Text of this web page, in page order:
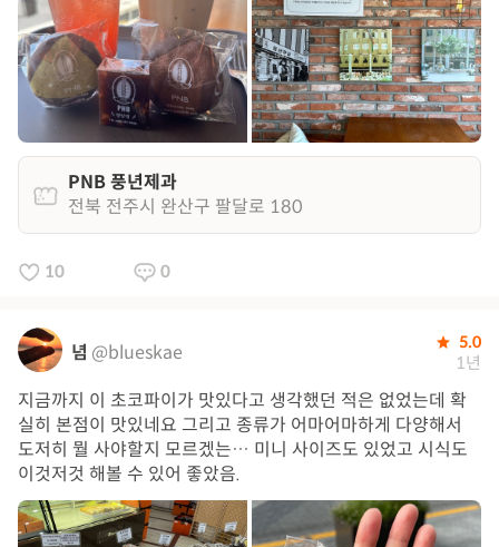
PNB 풍년제과
전북 전주시 완산구 팔달로 180
10 0
념 @blueskae 5.0
1년
지금까지 이 초코파이가 맛있다고 생각했던 적은 없었는데 확
실히 본점이 맛있네요 그리고 종류가 어마어마하게 다양해서
도저히 뭘 사야할지 모르겠는… 미니 사이즈도 있었고 시식도
이것저것 해볼 수 있어 좋았음.